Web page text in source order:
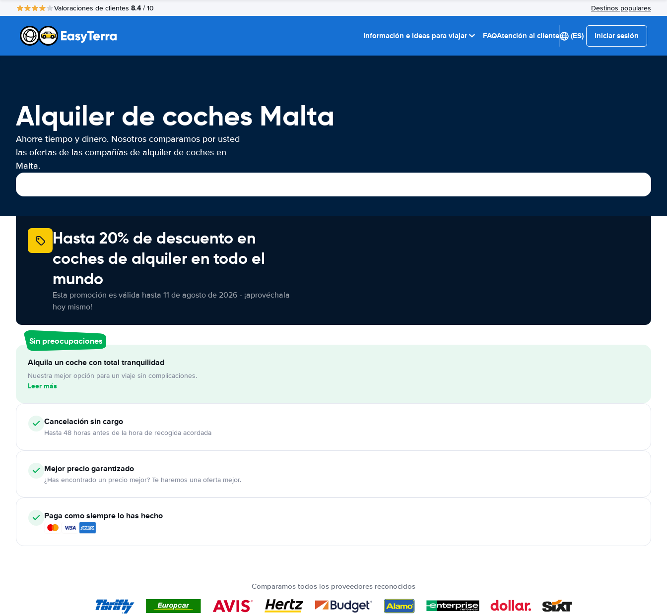
Valoraciones de clientes 8.4 / 10 Destinos populares
Información e ideas para viajar FAQAtención al cliente (ES) Iniciar sesión
Alquiler de coches Malta
Ahorre tiempo y dinero. Nosotros comparamos por usted
las ofertas de las compañías de alquiler de coches en
Malta.
Hasta 20% de descuento en
coches de alquiler en todo el
mundo
Esta promoción es válida hasta 11 de agosto de 2026 - ¡aprovéchala
hoy mismo!
Sin preocupaciones
Alquila un coche con total tranquilidad
Nuestra mejor opción para un viaje sin complicaciones.
Leer más
Cancelaciónsin cargo
Hasta 48 horas antes de la hora de recogida acordada
Mejor precio garantizado
¿Has encontrado un precio mejor? Te haremos una oferta mejor.
Paga como siempre lo has hecho
Comparamos todos los proveedores reconocidos